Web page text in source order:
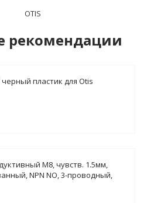
OTIS
рекомендации
пластик для Otis
M8, чувств. 1.5мм,
NPN NO, 3-проводный,